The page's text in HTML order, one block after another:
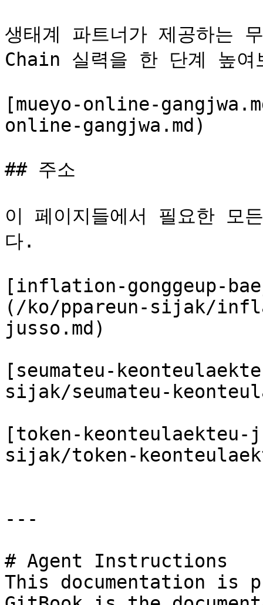
생태계 파트너가 제공하는
Chain 실력을 한 단계 높여
[mueyo-online-
online-gangjwa.md)
## 주소
이 페이지들에서 필요한 모
다.
[inflation-gonggeup-
(/ko/ppareun-sijak/
jusso.md)
[seumateu-
sijak/seumateu-
[token-keonteulaekteu-
sijak/token-
---
# Agent Instructions
This documentation is